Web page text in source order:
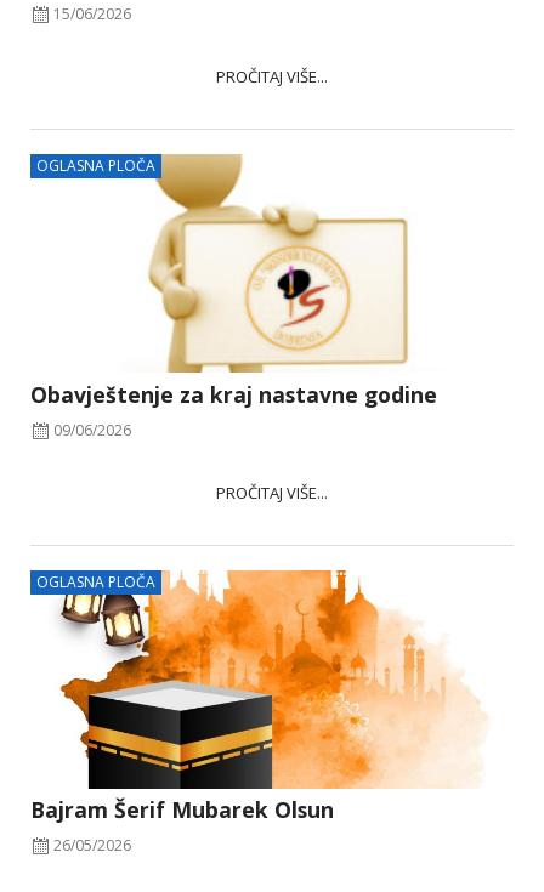
15/06/2026
PROČITAJ VIŠE...
OGLASNA PLOČA
Obavještenje za kraj nastavne godine
09/06/2026
PROČITAJ VIŠE...
OGLASNA PLOČA
Bajram Šerif Mubarek Olsun
26/05/2026